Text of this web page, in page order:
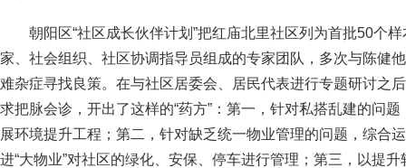
朝阳区“社区成长伙伴计划”把红庙北里社区列为首批50个
家、社会组织、社区协调指导员组成的专家团队，多次与陈健
难杂症寻找良策。在与社区居委会、居民代表进行专题研讨之
求把脉会诊，开出了这样的“药方”：第一，针对私搭乱建的问题
展环境提升工程；第二，针对缺乏统一物业管理的问题，综合
进“大物业”对社区的绿化、安保、停车进行管理；第三，以提